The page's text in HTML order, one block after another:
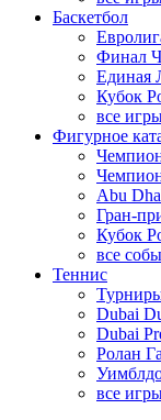
Баскетбол
Финал
Единая
Кубок
все
Фигурное
Abu
Гран-
Кубок
все
Теннис
Dubai
Dubai
Ролан
все